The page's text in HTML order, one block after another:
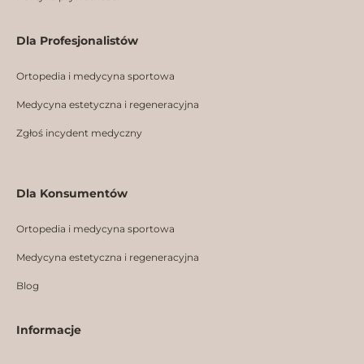
Dla Profesjonalistów
Ortopedia i medycyna sportowa
Medycyna estetyczna i regeneracyjna
Zgłoś incydent medyczny
Dla Konsumentów
Ortopedia i medycyna sportowa
Medycyna estetyczna i regeneracyjna
Blog
Informacje